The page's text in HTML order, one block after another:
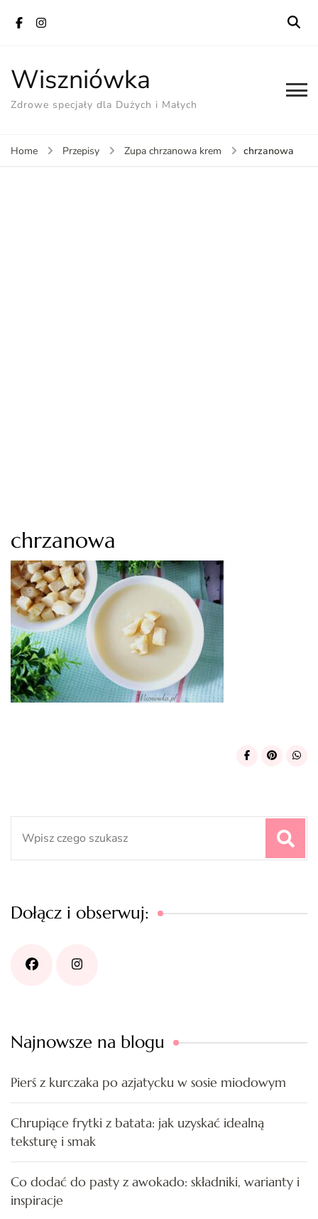
Wiszniówka
Zdrowe specjały dla Dużych i Małych
Home Przepisy Zupa chrzanowa krem chrzanowa
chrzanowa
Dołącz i obserwuj:
Najnowsze na blogu
Pierś z kurczaka po azjatycku w sosie miodowym
Chrupiące frytki z batata: jak uzyskać idealną
teksturę i smak
Co dodać do pasty z awokado: składniki, warianty i
inspiracje